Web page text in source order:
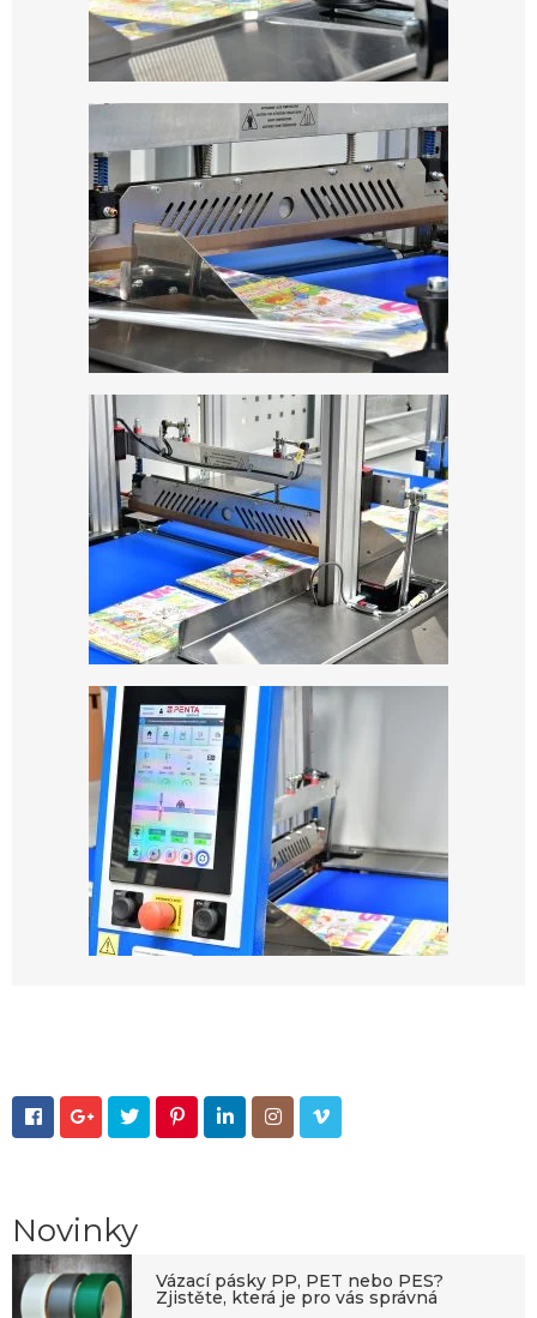
      
Novinky
Vázací pásky PP, PET nebo PES?
Zjistěte, která je pro vás správná